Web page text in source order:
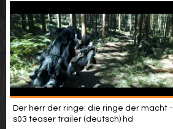
Der herr der ringe: die ringe der macht -
s03 teaser trailer (deutsch) hd